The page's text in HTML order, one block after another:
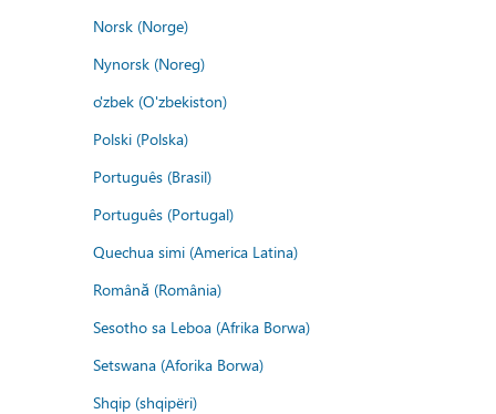
Norsk (Norge)
Nynorsk (Noreg)
o'zbek (O'zbekiston)
Polski (Polska)
Português (Brasil)
Português (Portugal)
Quechua simi (America Latina)
Română (România)
Sesotho sa Leboa (Afrika Borwa)
Setswana (Aforika Borwa)
Shqip (shqipëri)